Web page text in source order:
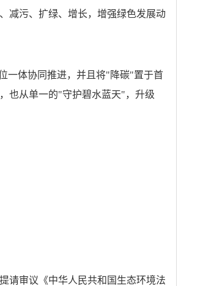
减污、扩绿、增长，增强绿色发展动
一体协同推进，并且将"降碳"置于首
也从单一的"守护碧水蓝天"，升级
请审议《中华人民共和国生态环境法